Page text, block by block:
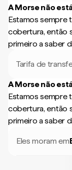
A Morse não
Estamos sempre
cobertura, então
primeiro a saber
Tarifa de
A Morse não
Estamos sempre
cobertura, então
primeiro a saber
Eles moram em